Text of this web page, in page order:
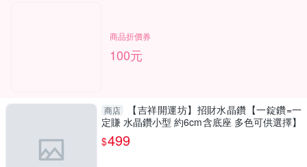
商品折價券
100元
商店
【吉祥開運坊】招財水晶鑽【一錠鑽=一
定賺 水晶鑽小型 約6cm含底座 多色可供選擇】
淨化 擇日
$499